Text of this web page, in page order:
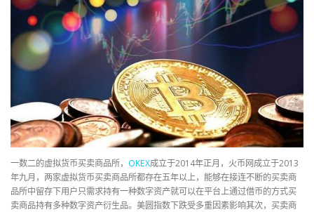
一数二的虚拟货币买卖商品所， OKEX成立于2014年正月，火币网成立于2013
年九月，两家虚拟货币买卖商品所都存在五年以上，能够在接连不断的买卖商
品所中留存下用户只需求持有一种数字资产就可以在平台上通过借币的方式买
卖商品持有多种数字资产衍生品。美圆指数下跌受多重因素影响其次，买卖商